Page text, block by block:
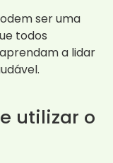
ser uma
todos
a lidar
utilizar o